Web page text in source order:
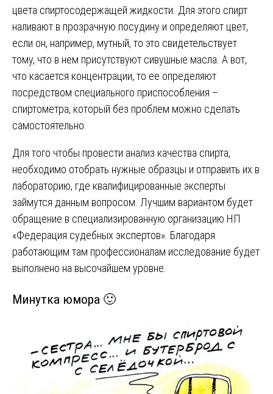
цвета спиртосодержащей жидкости. Для этого спирт
наливают в прозрачную посудину и определяют цвет,
если он, например, мутный, то это свидетельствует
тому, что в нем присутствуют сивушные масла. А вот,
что касается концентрации, то ее определяют
посредством специального приспособления –
спиртометра, который без проблем можно сделать
самостоятельно.
Для того чтобы провести анализ качества спирта,
необходимо отобрать нужные образцы и отправить их в
лабораторию, где квалифицированные эксперты
займутся данным вопросом. Лучшим вариантом будет
обращение в специализированную организацию НП
«Федерация судебных экспертов». Благодаря
работающим там профессионалам исследование будет
выполнено на высочайшем уровне.
Минутка юмора 🙂